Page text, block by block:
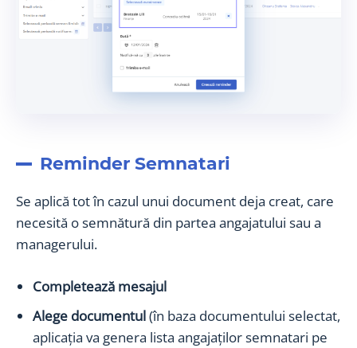
Reminder Semnatari
Se aplică tot în cazul unui document deja creat, care
necesită o semnătură din partea angajatului sau a
managerului.
Completează mesajul
Alege documentul(în baza documentului selectat,
aplicația va genera lista angajaților semnatari pe